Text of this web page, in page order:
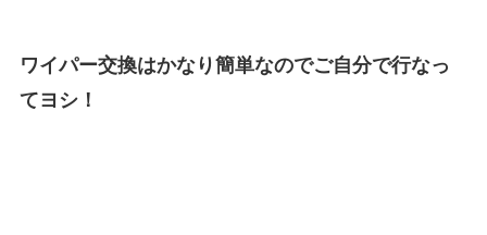
ワイパー交換はかなり簡単なのでご自分で行なっ
てヨシ！